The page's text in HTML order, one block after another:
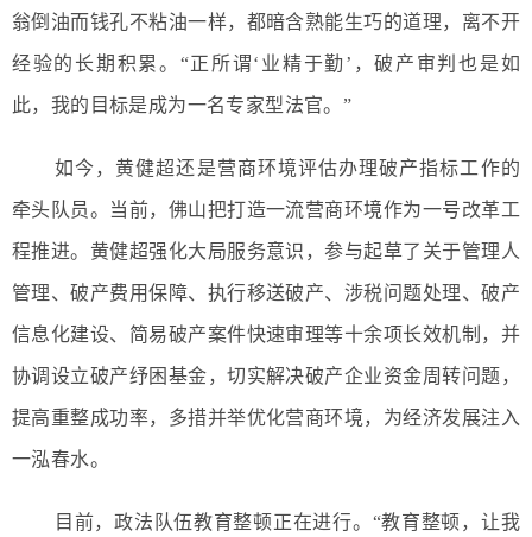
翁倒油而钱孔不粘油一样，都暗含熟能生巧的道理，离不开
经验的长期积累。“正所谓‘业精于勤’，破产审判也是如
此，我的目标是成为一名专家型法官。”
如今，黄健超还是营商环境评估办理破产指标工作的
牵头队员。当前，佛山把打造一流营商环境作为一号改革工
程推进。黄健超强化大局服务意识，参与起草了关于管理人
管理、破产费用保障、执行移送破产、涉税问题处理、破产
信息化建设、简易破产案件快速审理等十余项长效机制，并
协调设立破产纾困基金，切实解决破产企业资金周转问题，
提高重整成功率，多措并举优化营商环境，为经济发展注入
一泓春水。
目前，政法队伍教育整顿正在进行。“教育整顿，让我